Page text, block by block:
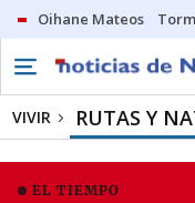
Oihane Mateos
VIVIR RUTAS Y
EL TIEMPO